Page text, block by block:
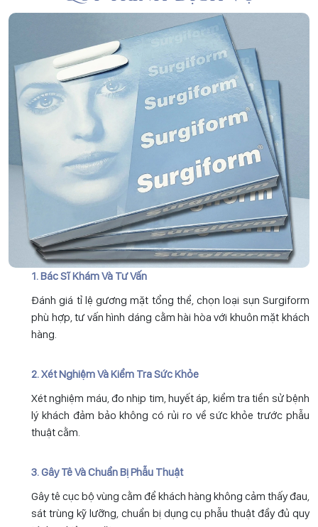
1. Bác Sĩ Khám Và Tư Vấn
Đánh giá tỉ lệ gương mặt tổng thể, chọn loại sụn Surgiform
phù hợp, tư vấn hình dáng cằm hài hòa với khuôn mặt khách
hàng.
2. Xét Nghiệm Và Kiểm Tra Sức Khỏe
Xét nghiệm máu, đo nhịp tim, huyết áp, kiểm tra tiền sử bệnh
lý khách đảm bảo không có rủi ro về sức khỏe trước phẫu
thuật cằm.
3. Gây Tê Và Chuẩn Bị Phẫu Thuật
Gây tê cục bộ vùng cằm để khách hàng không cảm thấy đau,
sát trùng kỹ lưỡng, chuẩn bị dụng cụ phẫu thuật đầy đủ quy